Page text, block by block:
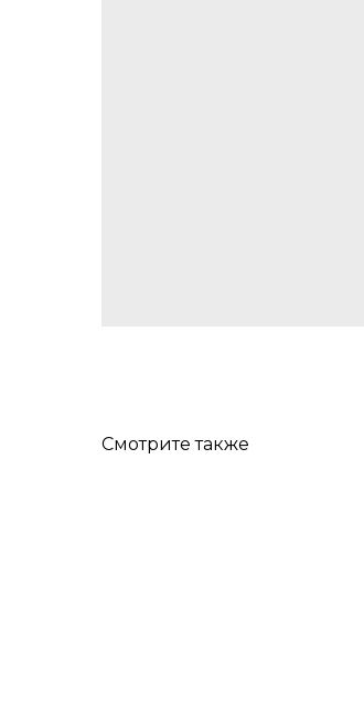
Смотрите также